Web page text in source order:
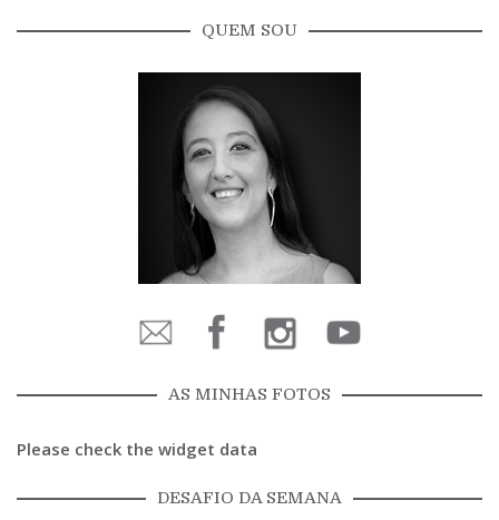
QUEM SOU
AS MINHAS FOTOS
Please check the widget data
DESAFIO DA SEMANA